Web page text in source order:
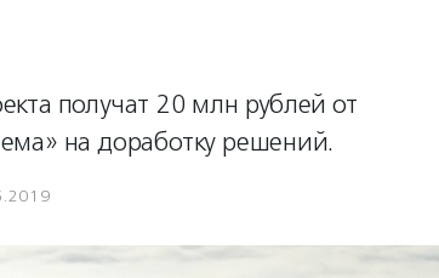
получат 20 млн рублей от
на доработку решений.